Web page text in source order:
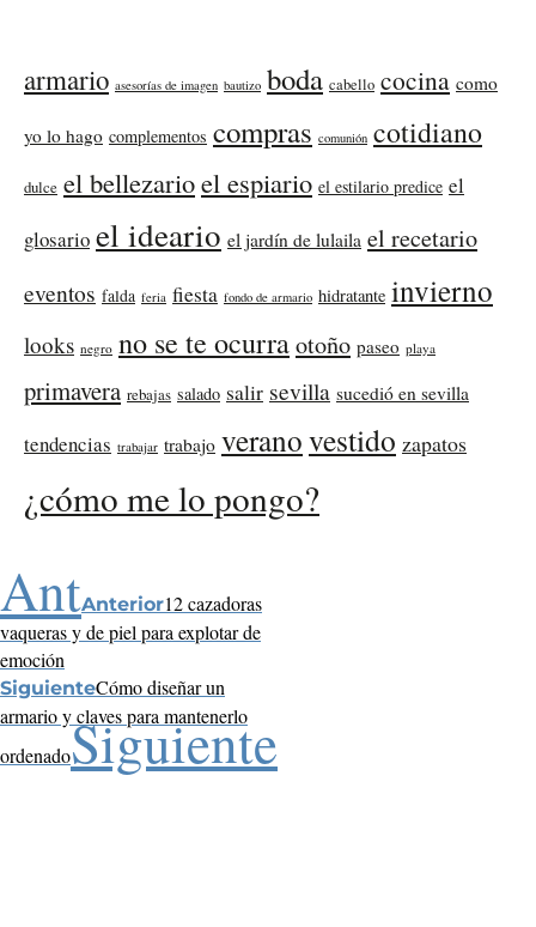
armario asesorías de imagen bautizo boda cabello cocina como
yo lo hago complementos compras comunión cotidiano
dulce el bellezarioel espiario el estilario predice el
glosario el ideario el jardín de lulaila el recetario
eventos falda feria fiesta fondo de armario hidratante invierno
looks negro no se te ocurraotoño paseo playa
primavera rebajas salado salir sevilla sucedió en sevilla
tendencias trabajar trabajo veranovestido zapatos
¿cómo me lo pongo?
AntAnterior12 cazadoras
vaqueras y de piel para explotar de
emoción
SiguienteCómo diseñar un
armario y claves para mantenerlo
ordenadoSiguiente